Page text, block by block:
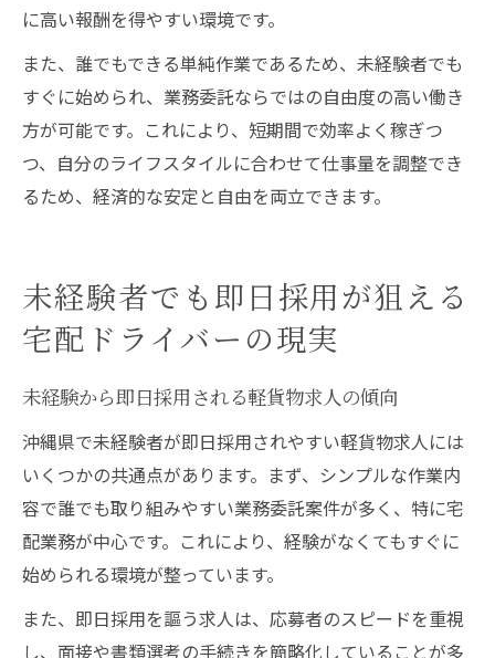
に高い報酬を得やすい環境です。
また、誰でもできる単純作業であるため、未経験者でも
すぐに始められ、業務委託ならではの自由度の高い働き
方が可能です。これにより、短期間で効率よく稼ぎつ
つ、自分のライフスタイルに合わせて仕事量を調整でき
るため、経済的な安定と自由を両立できます。
未経験者でも即日採用が狙える
宅配ドライバーの現実
未経験から即日採用される軽貨物求人の傾向
沖縄県で未経験者が即日採用されやすい軽貨物求人には
いくつかの共通点があります。まず、シンプルな作業内
容で誰でも取り組みやすい業務委託案件が多く、特に宅
配業務が中心です。これにより、経験がなくてもすぐに
始められる環境が整っています。
また、即日採用を謳う求人は、応募者のスピードを重視
し、面接や書類選考の手続きを簡略化していることが多